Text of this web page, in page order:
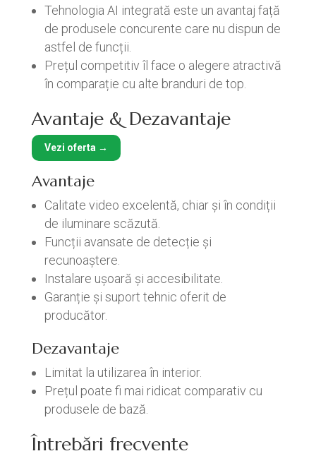
Tehnologia AI integrată este un avantaj față
de produsele concurente care nu dispun de
astfel de funcții.
Prețul competitiv îl face o alegere atractivă
în comparație cu alte branduri de top.
Avantaje & Dezavantaje
Vezi oferta →
Avantaje
Calitate video excelentă, chiar și în condiții
de iluminare scăzută.
Funcții avansate de detecție și
recunoaștere.
Instalare ușoară și accesibilitate.
Garanție și suport tehnic oferit de
producător.
Dezavantaje
Limitat la utilizarea în interior.
Prețul poate fi mai ridicat comparativ cu
produsele de bază.
Întrebări frecvente